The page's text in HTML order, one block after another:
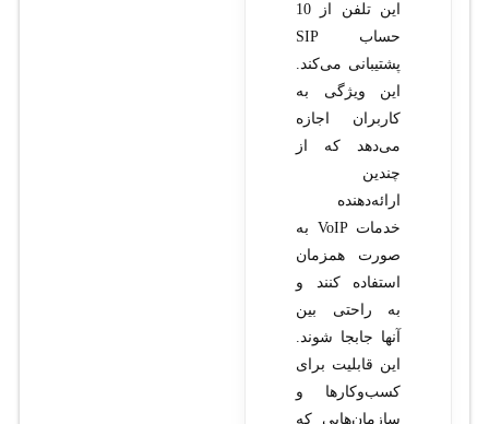
این تلفن از 10
حساب SIP
پشتیبانی می‌کند.
این ویژگی به
کاربران اجازه
می‌دهد که از
چندین
ارائه‌دهنده
خدمات VoIP به
صورت همزمان
استفاده کنند و
به راحتی بین
آنها جابجا شوند.
این قابلیت برای
کسب‌وکارها و
سازمان‌هایی که